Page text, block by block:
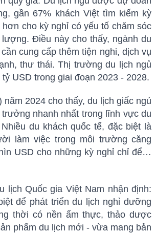
gần 67% khách Việt tìm kiếm kỳ
cho kỳ nghỉ có yếu tố chăm sóc
Điều này cho thấy, ngành du
cung cấp thêm tiện nghi, dịch vụ
thư thái. Thị trường du lịch ngủ
USD trong giai đoạn 2023 - 2028.
2024 cho thấy, du lịch giấc ngủ
nhanh nhất trong lĩnh vực du
du khách quốc tế, đặc biệt là
làm việc trong môi trường căng
USD cho những kỳ nghỉ chỉ để…
lịch Quốc gia Việt Nam nhận định:
để phát triển du lịch nghỉ dưỡng
thời có nền ẩm thực, thảo dược
phẩm du lịch mới - vừa mang bản